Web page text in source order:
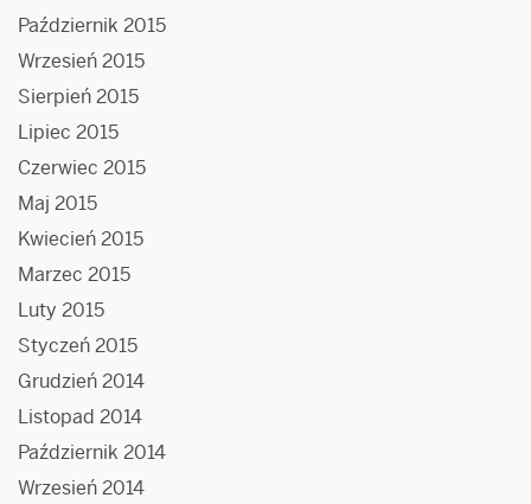
Październik 2015
Wrzesień 2015
Sierpień 2015
Lipiec 2015
Czerwiec 2015
Maj 2015
Kwiecień 2015
Marzec 2015
Luty 2015
Styczeń 2015
Grudzień 2014
Listopad 2014
Październik 2014
Wrzesień 2014